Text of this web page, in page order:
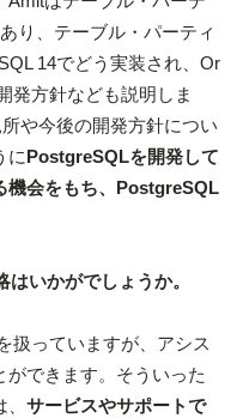
り、テーブル・パーティ
14でどう実装され、Or
発方針なども説明しま
や今後の開発方針につい
にPostgreSQLを開発して
機会をもち、PostgreSQL
いかがでしょうか。
扱っていますが、アシス
ができます。そういった
、サービスやサポートで